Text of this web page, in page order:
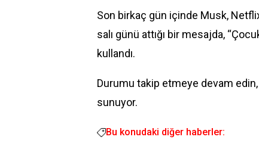
Son birkaç gün içinde Musk,
salı günü attığı bir mesajda,
kullandı.
Durumu takip etmeye devam
sunuyor.
Bu konudaki diğer haberler: